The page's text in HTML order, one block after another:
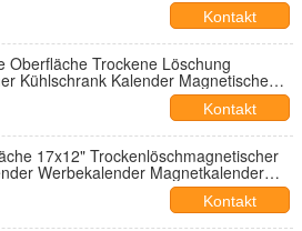
Kontakt
Oberfläche Trockene Löschung
Kühlschrank Kalender Magnetische
Kontakt
17x12" Trockenlöschmagnetischer
Werbekalender Magnetkalender
Kontakt